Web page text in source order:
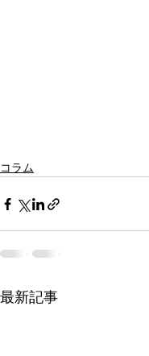
コラム
最新記事